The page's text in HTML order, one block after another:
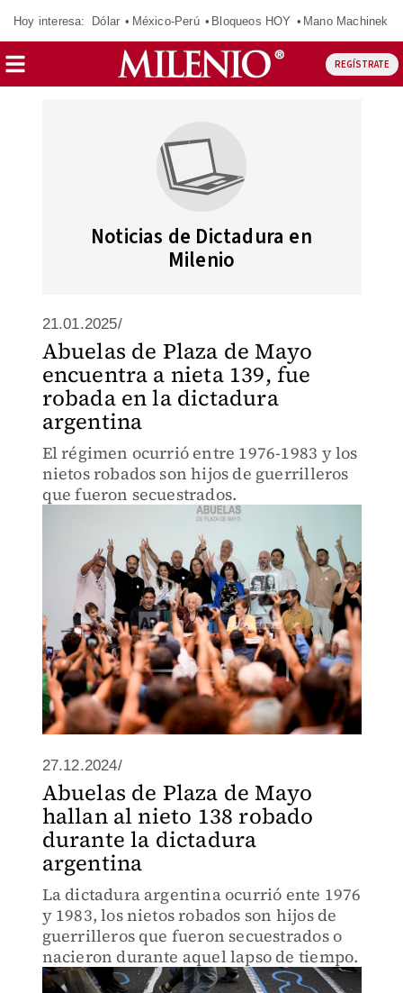
Hoy interesa: Dólar México-Perú Bloqueos HOY Mano Machinek
REGÍSTRATE
Noticias de Dictadura en
Milenio
21.01.2025/
Abuelas de Plaza de Mayo
encuentra a nieta 139, fue
robada en la dictadura
argentina
El régimen ocurrió entre 1976-1983 y los
nietos robados son hijos de guerrilleros
que fueron secuestrados.
27.12.2024/
Abuelas de Plaza de Mayo
hallan al nieto 138 robado
durante la dictadura
argentina
La dictadura argentina ocurrió ente 1976
y 1983, los nietos robados son hijos de
guerrilleros que fueron secuestrados o
nacieron durante aquel lapso de tiempo.